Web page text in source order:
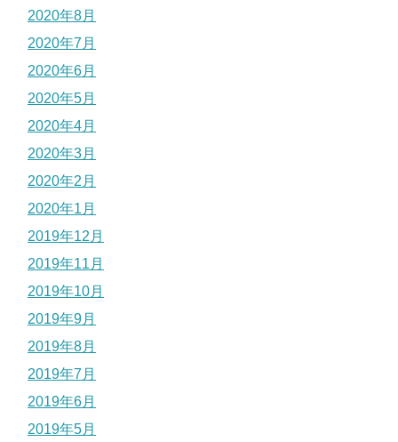
2020年8月
2020年7月
2020年6月
2020年5月
2020年4月
2020年3月
2020年2月
2020年1月
2019年12月
2019年11月
2019年10月
2019年9月
2019年8月
2019年7月
2019年6月
2019年5月